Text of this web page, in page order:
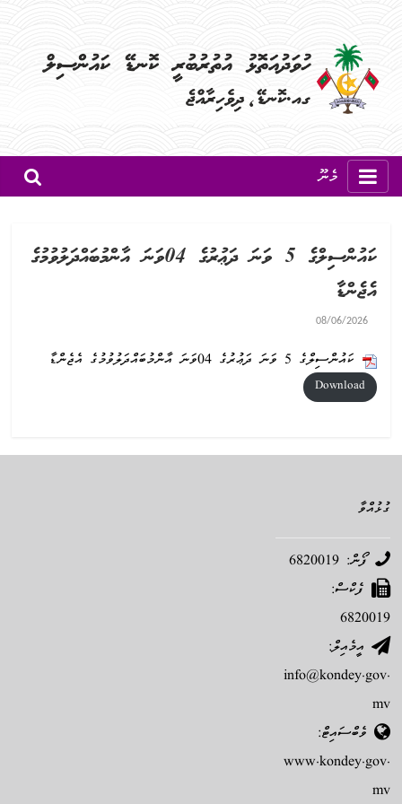
މެނޫ
ކައުންސިލްގެ 5 ވަނަ ދަޢުރުގެ 04ވަނަ އާންމުބައްދަލުވުމުގެ
އެޖެންޑާ
08/06/2026
ކައުންސިލްގެ 5 ވަނަ ދަޢުރުގެ 04ވަނަ އާންމުބައްދަލުވުމުގެ އެޖެންޑާ
Download
ގުޅުއްވާ
ފޯން: 6820019
ފެކްސް:
6820019
އީމެއިލް:
info@kondey.gov.
mv
ވެބްސައިޓް:
www.kondey.gov.
mv